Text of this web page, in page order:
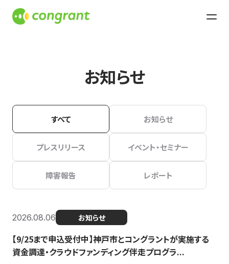
お知らせ
すべて お知らせ
プレスリリース イベント・セミナー
障害報告 レポート
2026.08.06 お知らせ
【9/25まで申込受付中】神戸市とコングラントが実施する
資金調達・クラウドファンディング伴走プログラ...